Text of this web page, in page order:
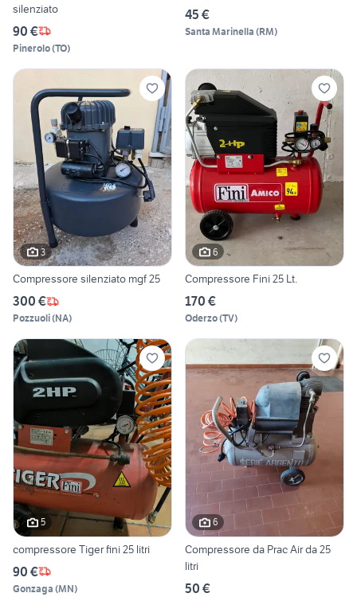
silenziato
90 €
Pinerolo(TO)
45 €
Santa Marinella (RM)
3
Compressore silenziato mgf 25
300 €
Pozzuoli(NA)
6
Compressore Fini 25 Lt.
170 €
Oderzo(TV)
5
compressore Tiger fini 25 litri
90 €
Gonzaga (MN)
6
Compressore da Prac Air da 25
litri
50 €